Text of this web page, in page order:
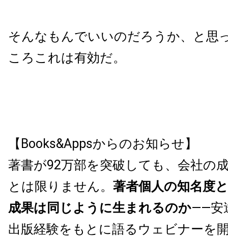
そんなもんでいいのだろうか、と思
ころこれは有効だ。
【Books&Appsからのお知らせ】
著書が92万部を突破しても、会社の
とは限りません。 著者個人の知名度
成果は同じように生まれるのか——安
出版経験をもとに語るウェビナーを